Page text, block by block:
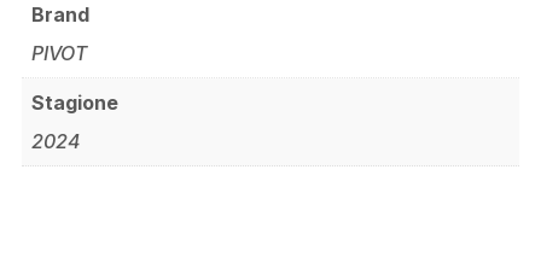
Brand
PIVOT
Stagione
2024